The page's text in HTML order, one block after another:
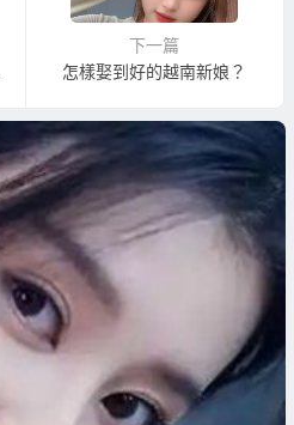
下一篇
怎樣娶到好的越南新娘？